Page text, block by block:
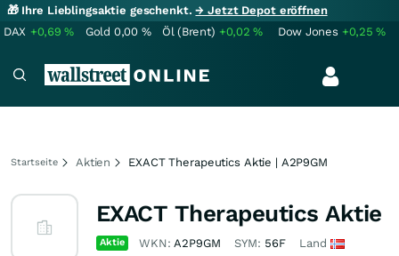
🎁 Ihre Lieblingsaktie geschenkt.→ Jetzt Depot eröffnen
DAX +0,69% Gold 0,00 % Öl (Brent) +0,02% Dow Jones +0,25%
Startseite Aktien EXACT Therapeutics Aktie | A2P9GM
EXACT Therapeutics Aktie
Aktie WKN:A2P9GM SYM: 56F Land